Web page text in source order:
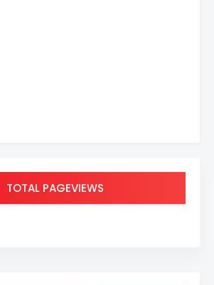
TOTAL PAGEVIEWS